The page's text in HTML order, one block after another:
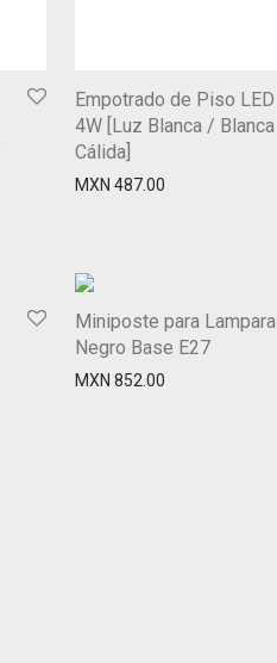
Empotrado de Piso LED
4W [Luz Blanca / Blanca
Cálida]
MXN487.00
Miniposte para Lampara
Negro Base E27
MXN852.00